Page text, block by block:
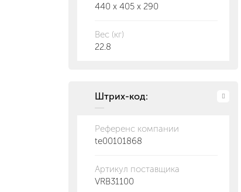
440 x 405 x 290
Вес (кг)
22.8
Штрих-код:
Референс компании
te00101868
Артикул поставщика
VRB31100